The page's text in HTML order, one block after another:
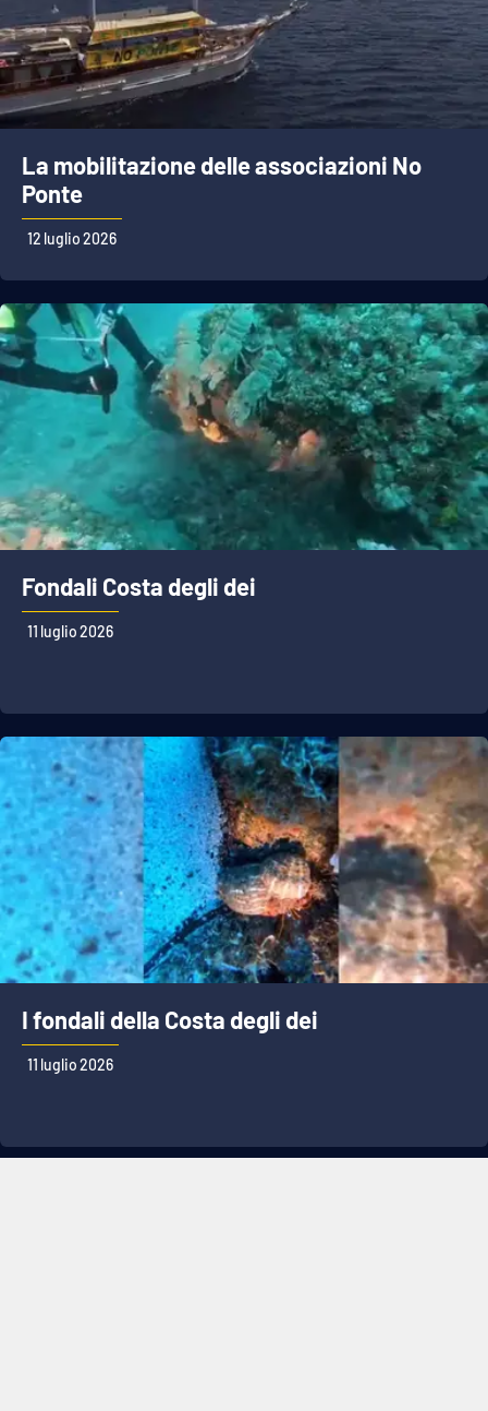
La mobilitazione delle associazioni No
Ponte
12 luglio 2026
Fondali Costa degli dei
11 luglio 2026
I fondali della Costa degli dei
11 luglio 2026